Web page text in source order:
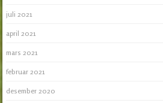
juli 2021
april 2021
mars 2021
februar 2021
desember 2020